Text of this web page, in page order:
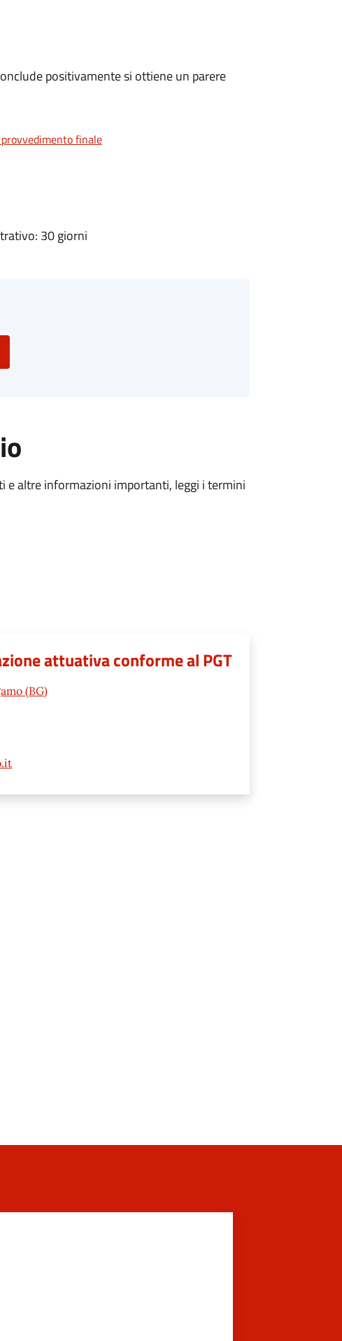
positivamente si ottiene un parere
finale
30 giorni
e altre informazioni importanti, leggi i termini
attuativa conforme al PGT
(BG)